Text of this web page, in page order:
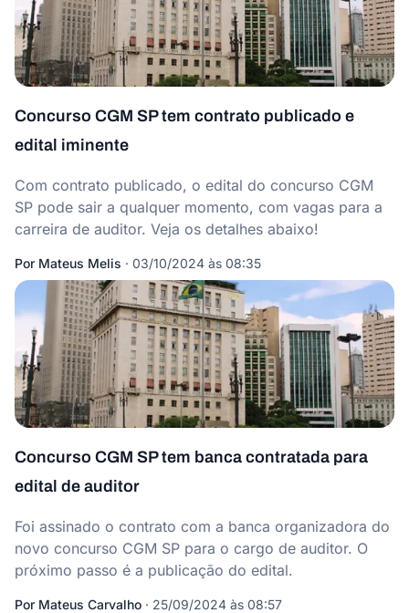
Concurso CGM SP tem contrato publicado e
edital iminente
Com contrato publicado, o edital do concurso CGM
SP pode sair a qualquer momento, com vagas para a
carreira de auditor. Veja os detalhes abaixo!
Por Mateus Melis · 03/10/2024 às 08:35
Concurso CGM SP tem banca contratada para
edital de auditor
Foi assinado o contrato com a banca organizadora do
novo concurso CGM SP para o cargo de auditor. O
próximo passo é a publicação do edital.
Por Mateus Carvalho · 25/09/2024 às 08:57